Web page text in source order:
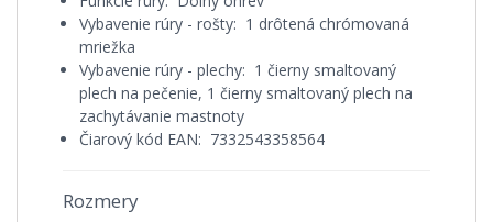
Vybavenie rúry - rošty: 1 drôtená chrómovaná
mriežka
Vybavenie rúry - plechy: 1 čierny smaltovaný
plech na pečenie, 1 čierny smaltovaný plech na
zachytávanie mastnoty
Čiarový kód EAN: 7332543358564
Rozmery